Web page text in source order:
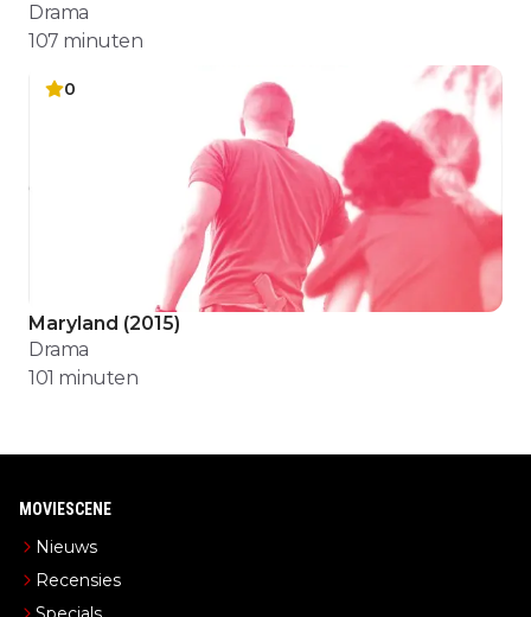
Drama
107 minuten
0
Maryland (2015)
Drama
101 minuten
MOVIESCENE
Nieuws
Recensies